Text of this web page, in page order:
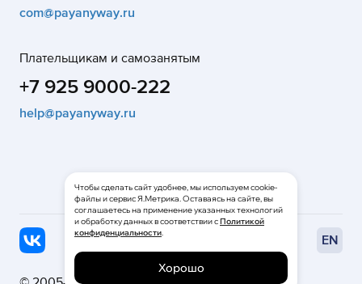
com@payanyway.ru
Плательщикам и самозанятым
+7 925 9000-222
help@payanyway.ru
EN
Чтобы сделать сайт удобнее, мы используем cookie-
файлы и сервис Я.Метрика. Оставаясь на сайте, вы
соглашаетесь на применение указанных технологий
и обработку данных в соответствии сПолитикой
конфиденциальности.
Хорошо